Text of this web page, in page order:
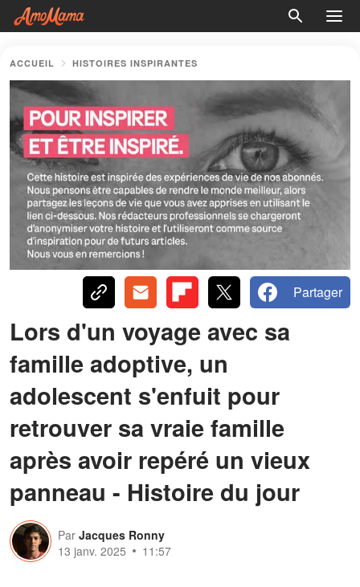
ACCUEIL HISTOIRES INSPIRANTES
Partager
Lors d'un voyage avec sa
famille adoptive, un
adolescent s'enfuit pour
retrouver sa vraie famille
après avoir repéré un vieux
panneau - Histoire du jour
Par Jacques Ronny
13 janv. 2025
11:57